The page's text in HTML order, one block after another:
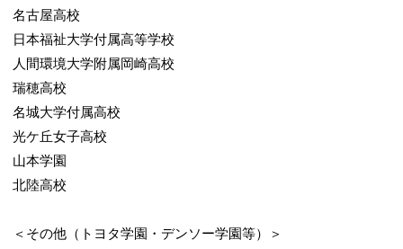
名古屋高校
日本福祉大学付属高等学校
人間環境大学附属岡崎高校
瑞穂高校
名城大学付属高校
光ケ丘女子高校
山本学園
北陸高校
＜その他（トヨタ学園・デンソー学園等）＞